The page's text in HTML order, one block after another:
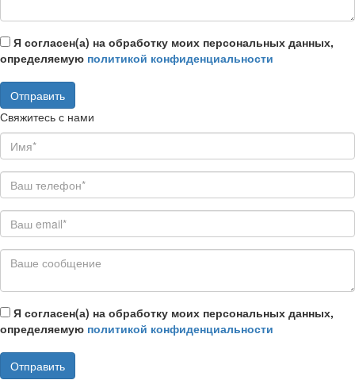
Я согласен(а) на обработку моих персональных данных,
определяемую политикой конфиденциальности
Свяжитесь с нами
Я согласен(а) на обработку моих персональных данных,
определяемую политикой конфиденциальности